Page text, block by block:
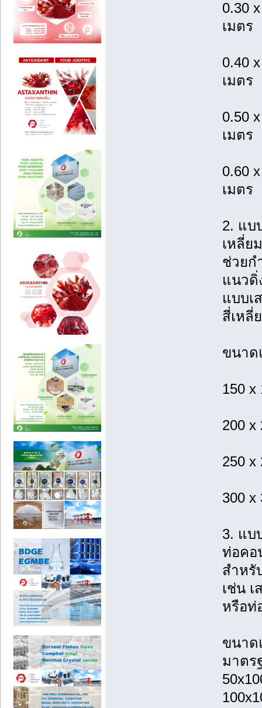
0.30
เมตร
0.40
เมตร
0.50
เมตร
0.60
เมตร
2. แบ
เหลี่ย
ช่วยก
แนวดิ่
แบบเ
สี่เหลี่
ขนาด
150 x
200 x
250 x
300 x
3. แบ
ท่อคอ
สำหรั
เช่น
หรือท่
ขนาด
มาตร